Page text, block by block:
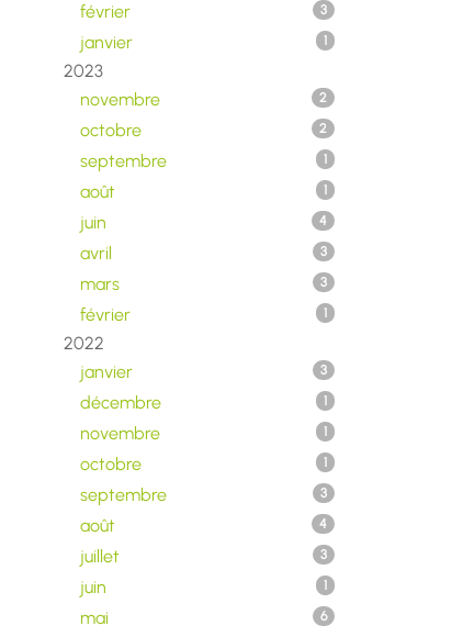
février 3
janvier 1
2023
novembre
2
octobre 2
septembre 1
août 1
juin 4
avril 3
mars 3
février 1
2022
janvier
3
décembre 1
novembre 1
octobre 1
septembre 3
août 4
juillet 3
juin 1
mai 6